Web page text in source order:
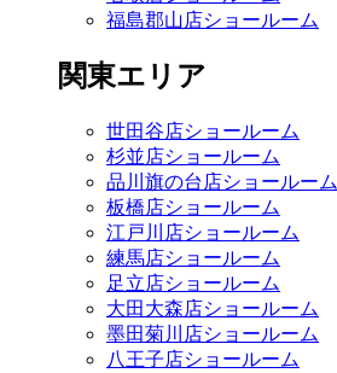
福島郡山店ショールーム
関東エリア
世田谷店ショールーム
杉並店ショールーム
品川旗の台店ショールーム
板橋店ショールーム
江戸川店ショールーム
練馬店ショールーム
足立店ショールーム
大田大森店ショールーム
墨田菊川店ショールーム
八王子店ショールーム